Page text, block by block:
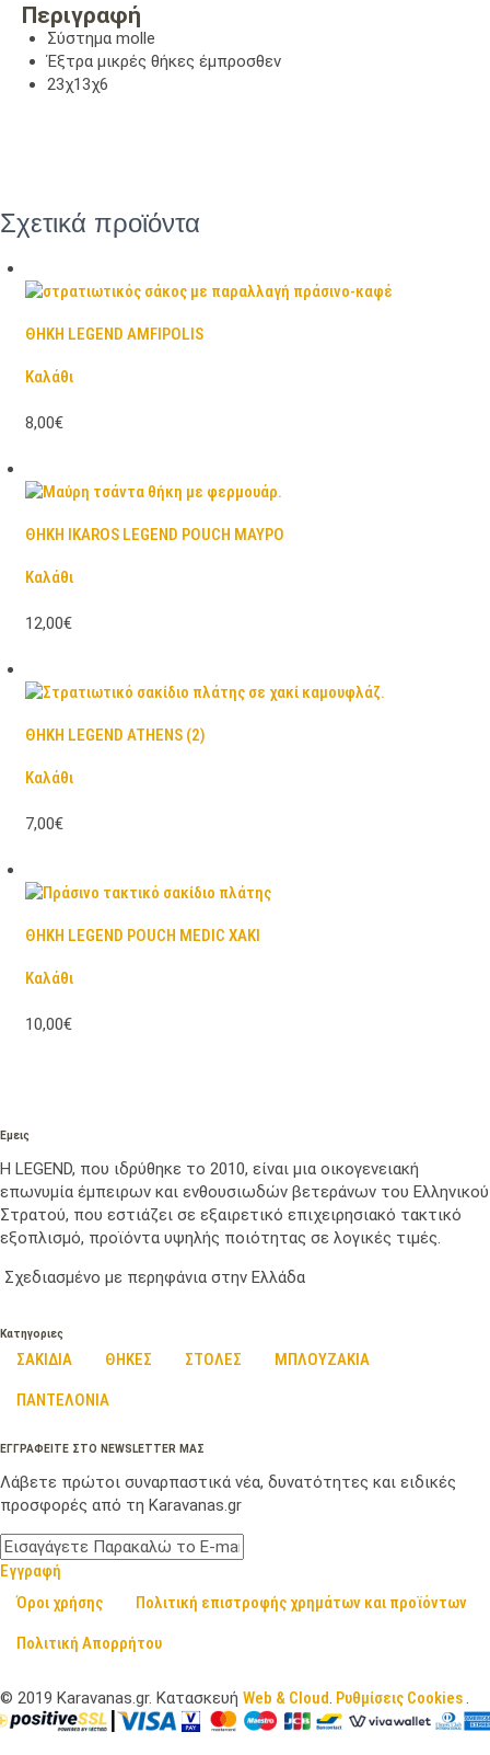
Περιγραφή
Σύστημα molle
Έξτρα μικρές θήκες έμπροσθεν
23χ13χ6
Σχετικά προϊόντα
ΘΗΚΗ LEGEND AMFIPOLIS
Καλάθι
8,00€
ΘΗΚΗ IKAROS LEGEND POUCH ΜΑΥΡΟ
Καλάθι
12,00€
ΘΗΚΗ LEGEND ATHENS (2)
Καλάθι
7,00€
ΘΗΚΗ LEGEND POUCH MEDIC ΧΑΚΙ
Καλάθι
10,00€
Εμεις
Η LEGEND, που ιδρύθηκε το 2010, είναι μια οικογενειακή
επωνυμία έμπειρων και ενθουσιωδών βετεράνων του Ελληνικού
Στρατού, που εστιάζει σε εξαιρετικό επιχειρησιακό τακτικό
εξοπλισμό, προϊόντα υψηλής ποιότητας σε λογικές τιμές.
Σχεδιασμένο με περηφάνια στην Ελλάδα
Κατηγοριες
ΣΑΚΙΔΙΑ ΘΗΚΕΣ ΣΤΟΛΕΣ ΜΠΛΟΥΖΑΚΙΑ
ΠΑΝΤΕΛΟΝΙΑ
ΕΓΓΡΑΦΕΙΤΕ ΣΤΟ NEWSLETTER ΜΑΣ
Λάβετε πρώτοι συναρπαστικά νέα, δυνατότητες και ειδικές
προσφορές από τη Karavanas.gr
Εγγραφή
Όροι χρήσης
Πολιτική επιστροφής χρημάτων και προϊόντων
Πολιτική Απορρήτου
© 2019 Karavanas.gr. Κατασκευή Web & Cloud Ρυθμίσεις Cookies